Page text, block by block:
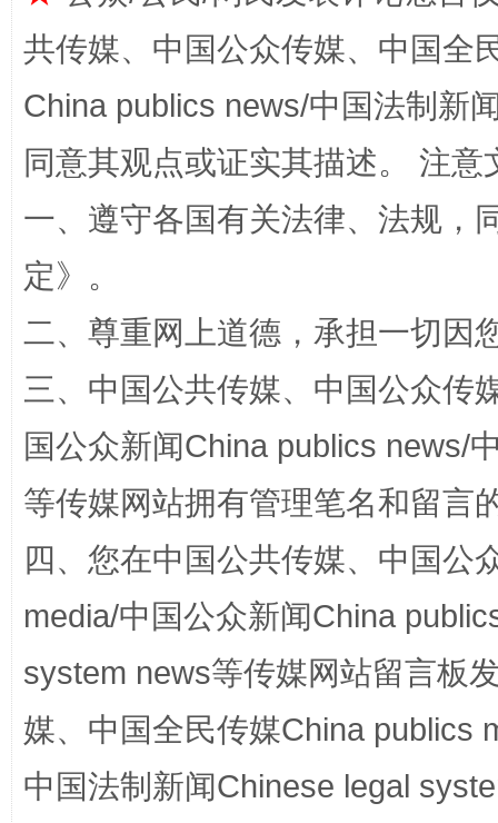
揭批美国五大"原罪" "炒
解纷+调解+退费，一次搞定
共传媒、中国公众传媒、中国全
China publics news/中国法制新
同意其观点或证实其描述。 注
一、遵守各国有关法律、法规，
定》。
二、尊重网上道德，承担一切因
三、中国公共传媒、中国公众传
国公众新闻China publics news/
等传媒网站拥有管理笔名和留言
四、您在中国公共传媒、中国公
media/中国公众新闻China
system news等传媒网站留言板
媒、中国全民传媒China publics
中国法制新闻Chinese legal